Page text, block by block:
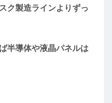
ク製造ラインよりずっ
半導体や液晶パネルは